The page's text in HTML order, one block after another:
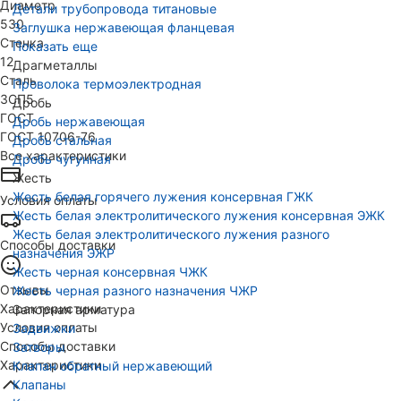
Детали трубопровода титановые
Заглушка нержавеющая фланцевая
Показать еще
Драгметаллы
Проволока термоэлектродная
Дробь
Дробь нержавеющая
Дробь стальная
Дробь чугунная
Жесть
Жесть белая горячего лужения консервная ГЖК
Жесть белая электролитического лужения консервная ЭЖК
Жесть белая электролитического лужения разного
назначения ЭЖР
Жесть черная консервная ЧЖК
Жесть черная разного назначения ЧЖР
Запорная арматура
Задвижки
Затворы
Клапан обратный нержавеющий
Клапаны
Диаметр
530
Стенка
12
Сталь
3СП5
ГОСТ
ГОСТ 10706-76
Все характеристики
Условия оплаты
Способы доставки
Отзывы
Характеристики
Условия оплаты
Способы доставки
Характеристики